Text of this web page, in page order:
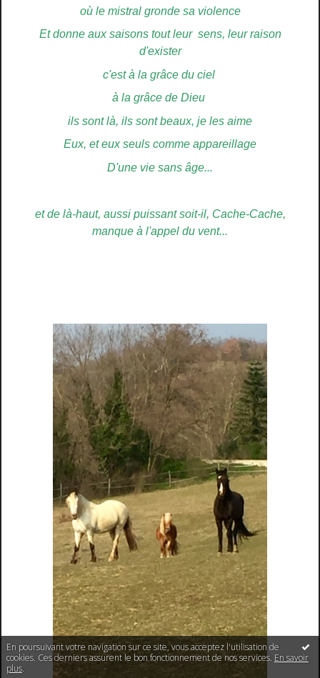
En poursuivant votre navigation sur ce site, vous acceptez l'utilisation de
cookies. Ces derniers assurent le bon fonctionnement de nos services. En savoir
plus.
où le mistral gronde sa violence
Et donne aux saisons tout leur sens, leur raison
d'exister
c'est à la grâce du ciel
à la grâce de Dieu
ils sont là, ils sont beaux, je les aime
Eux, et eux seuls comme appareillage
D'une vie sans âge...
et de là-haut, aussi puissant soit-il, Cache-Cache,
manque à l'appel du vent...